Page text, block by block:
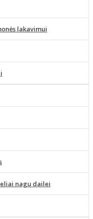
lakavimui
nagų dailei